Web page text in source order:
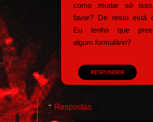
como mudar só
favor? De resto está
Eu tenho que
algum formulário?
RESPONDER
Respostas